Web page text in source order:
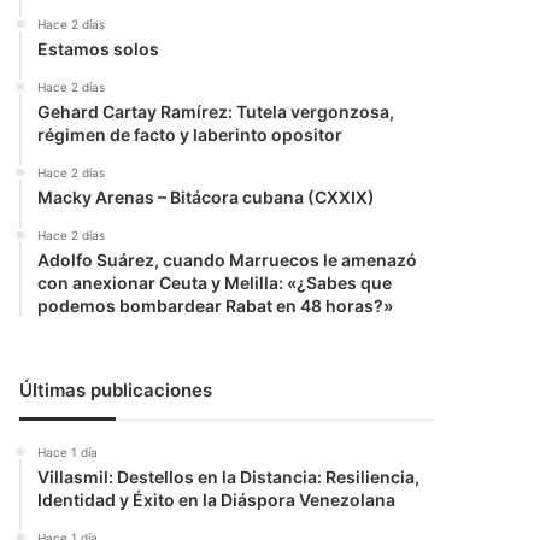
Hace 2 días
Estamos solos
Hace 2 días
Gehard Cartay Ramírez: Tutela vergonzosa,
régimen de facto y laberinto opositor
Hace 2 días
Macky Arenas – Bitácora cubana (CXXIX)
Hace 2 días
Adolfo Suárez, cuando Marruecos le amenazó
con anexionar Ceuta y Melilla: «¿Sabes que
podemos bombardear Rabat en 48 horas?»
Últimas publicaciones
Hace 1 día
Villasmil: Destellos en la Distancia: Resiliencia,
Identidad y Éxito en la Diáspora Venezolana